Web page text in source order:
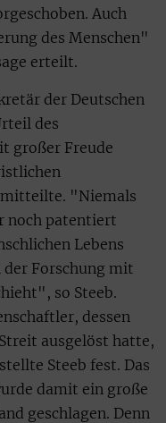
Auch
des Menschen"
erteilt.
der Deutschen
des
großer Freude
mitteilte. "Niemals
noch patentiert
Lebens
Forschung mit
so Steeb.
dessen
ausgelöst hatte,
Steeb fest. Das
damit ein große
geschlagen. Denn